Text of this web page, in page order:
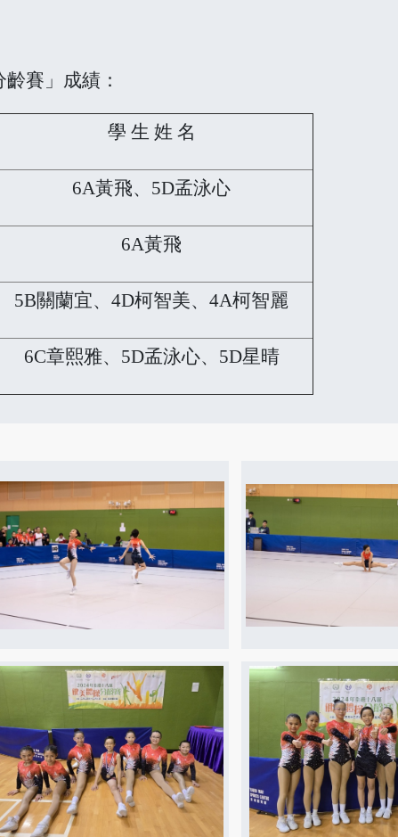
賽」成績：
學 生 姓 名
6A黃飛、5D孟泳心
6A黃飛
5B關蘭宜、4D柯智美、4A柯智麗
6C章熙雅、5D孟泳心、5D星晴